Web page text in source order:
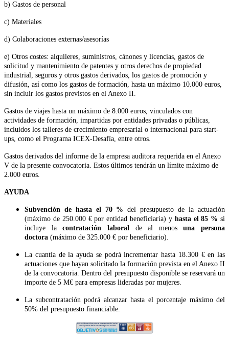
b) Gastos de personal
c) Materiales
d) Colaboraciones externas/asesorías
e) Otros costes: alquileres, suministros, cánones y licencias, gastos de
solicitud y mantenimiento de patentes y otros derechos de propiedad
industrial, seguros y otros gastos derivados, los gastos de promoción y
difusión, así como los gastos de formación, hasta un máximo 10.000 euros,
sin incluir los gastos previstos en el Anexo II.
Gastos de viajes hasta un máximo de 8.000 euros, vinculados con
actividades de formación, impartidas por entidades privadas o públicas,
incluidos los talleres de crecimiento empresarial o internacional para start-
ups, como el Programa ICEX-Desafía, entre otros.
Gastos derivados del informe de la empresa auditora requerida en el Anexo
V de la presente convocatoria. Estos últimos tendrán un límite máximo de
2.000 euros.
AYUDA
Subvención de hasta el 70 % del presupuesto de la actuación
(máximo de 250.000 € por entidad beneficiaria) y hasta el 85 % si
incluye lacontratación laboral de al menosuna persona
doctora (máximo de 325.000 € por beneficiario).
La cuantía de la ayuda se podrá incrementar hasta 18.300 € en las
actuaciones que hayan solicitado la formación prevista en el Anexo II
de la convocatoria. Dentro del presupuesto disponible se reservará un
importe de 5 M€ para empresas lideradas por mujeres.
La subcontratación podrá alcanzar hasta el porcentaje máximo del
50% del presupuesto financiable.